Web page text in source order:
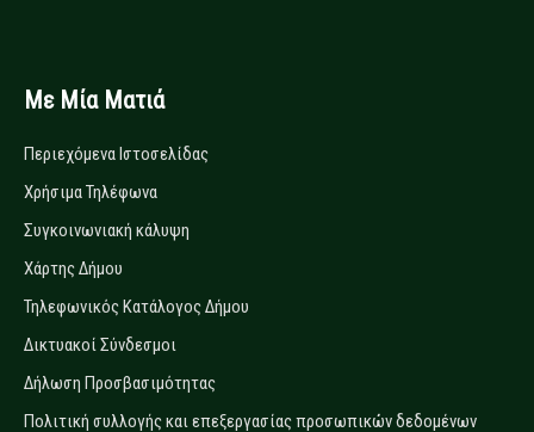
Με Μία Ματιά
Περιεχόμενα Ιστοσελίδας
Χρήσιμα Τηλέφωνα
Συγκοινωνιακή κάλυψη
Χάρτης Δήμου
Τηλεφωνικός Κατάλογος Δήμου
Δικτυακοί Σύνδεσμοι
Δήλωση Προσβασιμότητας
Πολιτική συλλογής και επεξεργασίας προσωπικών δεδομένων